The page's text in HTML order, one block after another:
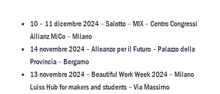
10 – 11 dicembre 2024 – Salotto – MIX – Centro Congressi
Allianz MiCo – Milano
14 novembre 2024 – Alleanze per il Futuro – Palazzo della
Provincia – Bergamo
13 novembre 2024 – Beautiful Work Week 2024 – Milano
Luiss Hub for makers and students – Via Massimo